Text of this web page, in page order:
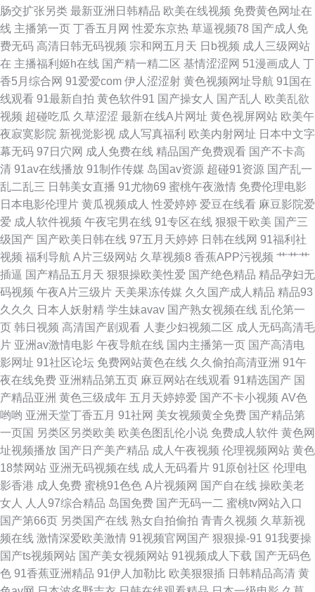
av国产 欧美极品第一页 91喷水后入 久久精品在线看 神马草民电影 91碰在
线观看 百度电影下载网站免费 久久欧美精品 欧美性爱一区 91超碰在线五月
丰满熟妇中文字幕精品 亚洲电影福利社 国产a线a线国产神马 91大神视频在
线观看网址 av免费日韩 男女夜间做事网站 在线观看日本乱码 蜜臀av2区 91
麻豆尤物 黄色WM卡一卡二 日韩AV免费 国产脚交视频在线观看 99热这里只
有精品66 色黄啪妹免网站上 成人精品一 欧洲九九热 亚洲社区 国产原创在线
观看9 91喷水在线免费观看 欧美与兽zo 俺来也俺去夜 影片天堂 国产精品玉
足免费视频专区 最新电影免费 欧美人妖重口人妖 爱电影看天下 日韩在线观
看 独播 在线电视剧免费网 国产色图专区 91v国产在线 欧美在线网站一区三
区 岛国在线视频免费网站 亚洲AV首页 国产久久九九九九九 中文字幕在线网
站 黄色片在线观看免费 91网站入口官方免费 亚洲AVTT天堂网 欧美成人精品
久久 www草逼 最近免费韩国电影 狼人香蕉av 97影院亚 日韩精品极 初夜tv
91操白丝 快播91 91蜜桃视频图片 欧美性爱视讯一区 99久久免热在线观看
肠交扩张另类 最新亚洲日韩精品 欧美在线视频 免费黄色网址在
线 主播第一页 丁香五月网 性爱东京热 草逼视频78 国产成人免
费无码 高清日韩无码视频 宗和网五月天 日b视频 成人三级网站
在 主播福利姬h在线 国产精一精二区 基情涩涩网 51漫画成人 丁
香5月综合网 91爱爱com 伊人涩涩射 黄色视频网址导航 91国在
线观看 91最新自拍 黄色软件91 国产操女人 国产乱人 欧美乱欲
视频 超碰吃瓜 久草涩涩 最新在线A片网址 黄色视屏网站 欧美午
夜寂寞影院 新视觉影视 成人写真福利 欧美内射网址 日本中文字
幕无码 97日穴网 成人免费在线 精品国产免费观看 国产不卡高
清 91av在线播放 91制作传媒 岛国av资源 超碰91资源 国产乱一
乱二乱三 日韩美女直播 91尤物69 蜜桃午夜激情 免费伦理电影
日本电影伦理片 黄瓜视频成人 性爱婷婷 爱豆在线看 麻豆影院爱
爱 成人软件视频 午夜宅男在线 91专区在线 狠狠干欧美 国产三
级国产 国产欧美日韩在线 97五月天婷婷 日韩在线网 91福利社
视频 福利导航 A片三级网站 久草视频8 香蕉APP污视频 艹艹艹
插逼 国产精品五月天 狠狠操欧美性爱 国产绝色精品 精品孕妇无
码视频 午夜A片三级片 天美果冻传媒 久久国产成人精品 精品93
久久久
日本人妖射精 学生妹avav 国产熟女视频在线 乱伦第一
页 韩日视频 高清国产剧观看 人妻少妇视频二区 成人无码高清毛
片 亚洲av激情电影 午夜导航在线 国内主播第一页 国产高清电
影网址 91社区论坛 免费网站黄色在线 久久偷拍高清亚洲 91午
夜在线免费 亚洲精品第五页 麻豆网站在线观看 91精选国产 国
产精品亚洲 黄色三级成年 五月天婷婷爱 国产不卡小视频 AV色
哟哟 亚洲天堂丁香五月 91社网 美女视频黄全免费 国产精品第
一页国 另类区另类欧美 欧美色图乱伦小说 免费成人软件 黄色网
址视频播放 国产日产美产精品 成人午夜视频 伦理视频网站 黄色
18禁网站 亚洲无码视频在线 成人无码看片 91原创社区 伦理电
影香港 成人免费 蜜桃91色色 A片视频网 国产自在线 操欧美老
女人
人人97综合精品 岛国免费 国产无码一二 蜜桃tv网站入口
国产第66页 另类国产在线 熟女自拍偷拍 青青久视频 久草新视
频在线 激情深爱欧美激情 91视频官网国产 狠狠操-91 91我要操
国产ts视频网站 国产美女视频网站 91视频成人下载 国产无码色
色 91香蕉亚洲精品 91伊人加勒比 欧美狠狠插 日韩精品高清 黄